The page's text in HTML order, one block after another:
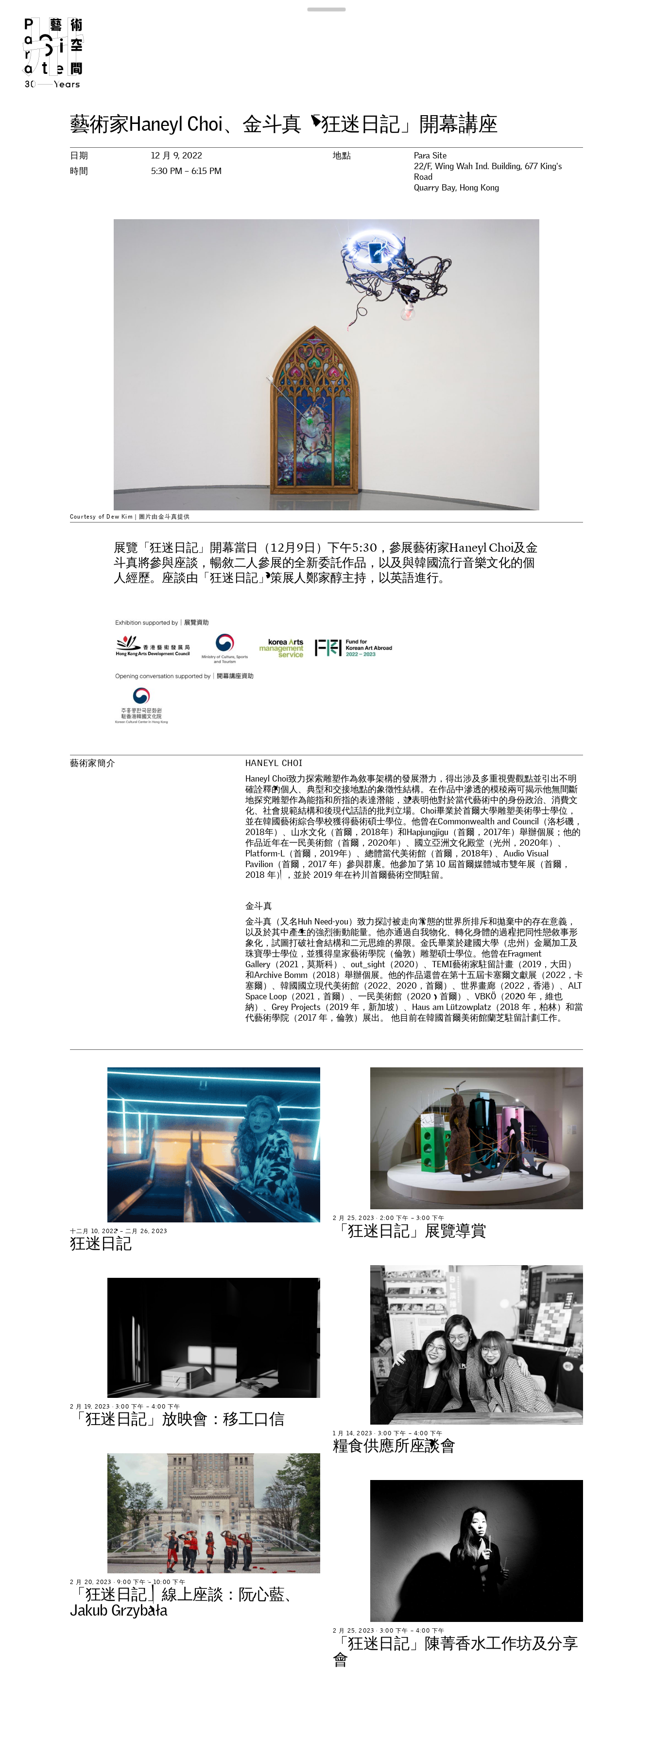
藝術家Haneyl Choi、 金斗真 「狂迷日記」 開幕講座
日期
12 月 9, 2022
時間
5:30 PM – 6:15 PM
地點
Para Site
22/F, Wing Wah Ind. Building, 677 King's
Road
Quarry Bay, Hong Kong
Courtesy of Dew Kim｜圖片由金斗真提供
展覽 「狂迷日記」 開幕當日 （12月9日 ）下午5:30 ， 參展藝術家HaneylChoi及金
斗真將參與座談 ， 暢敘二人參展的全新委託作品 ， 以及與韓國流行音樂文化的個
人經歷。 座談由 「狂迷日記 」策展人鄭家醇主持， 以英語進行。
藝術家簡介
HANEYL CHOI
Haneyl Choi致力探索雕塑作為敘事架構的發展潛力 ， 得出涉及多重視覺觀點並引出不明
確詮釋的個人 、 典型和交接地點的象徵性結構。 在作品中滲透的模稜兩可揭示他無間斷
地探究雕塑作為能指和所指的表達潛能， 並表明他對於當代藝術中的身份政治、 消費文
化、 社會規範結構和後現代話語的批判立場。 Choi畢業於首爾大學雕塑美術學士學位 ，
並在韓國藝術綜合學校獲得藝術碩士學位。 他曾在Commonwealth and Council （洛杉磯，
2018年） 、 山水文化（首爾 ， 2018年） 和Hapjungjigu （首爾 ， 2017年） 舉辦個展 ； 他的
作品近年在一民美術館（首爾 ， 2020年） 、 國立亞洲文化殿堂 （光州 ， 2020年） 、
Platform-L（首爾 ， 2019年） 、 總體當代美術館（首爾 ， 2018年) 、 Audio Visual
Pavilion （首爾 ， 2017 年） 參與群展。 他參加了第 10 屆首爾媒體城市雙年展 （首爾 ，
2018 年） ， 並於 2019 年在衿川首爾藝術空間駐留。
金斗真
金斗真（ 又名Huh Need-you） 致力探討被走向常態的世界所排斥和拋棄中的存在意義 ，
以及於其中產生的強烈衝動能量。 他亦通過自我物化、 轉化身體的過程把同性戀敘事形
象化， 試圖打破社會結構和二元思維的界限。 金氏畢業於建國大學 （忠州 ） 金屬加工及
珠寶學士學位 ， 並獲得皇家藝術學院（倫敦） 雕塑碩士學位。 他曾在Fragment
Gallery （2021， 莫斯科） 、 out_ sight（2020） 、 TEMI藝術家駐留計畫（2019， 大田 ）
和Archive Bomm（2018） 舉辦個展。 他的作品還曾在第十五屆卡塞爾文獻展 （2022， 卡
塞爾） 、 韓國 國立現代美術館（2022、 2020 ， 首爾） 、 世界畫廊（2022， 香港） 、 ALT
Space Loop（2021， 首爾） 、 一民美術館（2020 ， 首爾） 、 VBKÖ（2020 年， 維也
納） 、 Grey Projects （2019 年， 新加坡） 、 Haus am Lützowplatz（2018 年， 柏林） 和當
代藝術學院（2017 年， 倫敦） 展出。 他目前在韓國首爾美術館蘭芝駐留計劃工作。
十二月 10, 2022 – 二月 26, 2023
狂迷日記
2 月 25, 2023 ∙ 2:00 下午 – 3:00 下午
「狂迷日記」 展覽導賞
1 月 14, 2023 ∙ 3:00 下午 – 4:00 下午
糧食供應所座談會
2 月 19, 2023 ∙ 3:00 下午 – 4:00 下午
「狂迷日記」 放映會 ：移工口信
2 月 20, 2023 ∙ 9:00 下午 – 10:00 下午
「狂迷日記」線上座談 ： 阮心藍、
Jakub Grzybała
2 月 25, 2023 ∙ 3:00 下午 – 4:00 下午
「狂迷日記」 陳菁香水工作坊及分享
會